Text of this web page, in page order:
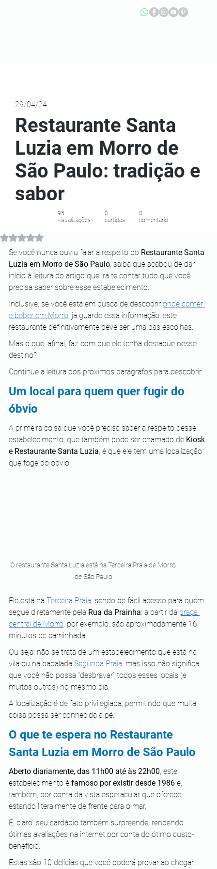
Avaliado com NaN de 5 estrelas.
Se você nunca ouviu falar a respeito do Restaurante Santa
Luzia em Morro de São Paulo, saiba que acabou de dar
início à leitura do artigo que irá te contar tudo que você
precisa saber sobre esse estabelecimento.
Inclusive, se você está em busca de descobrir onde comer
e beber em Morro, já guarde essa informação: este
restaurante definitivamente deve ser uma das escolhas.
Mas o que, afinal, faz com que ele tenha destaque nesse
destino?
Continue a leitura dos próximos parágrafos para descobrir.
Um local para quem quer fugir do
óbvio
A primeira coisa que você precisa saber a respeito desse
estabelecimento, que também pode ser chamado de Kiosk
e Restaurante Santa Luzia, é que ele tem uma localização
que foge do óbvio.
O restaurante Santa Luzia está na Terceira Praia de Morro
de São Paulo
Ele está na Terceira Praia, sendo de fácil acesso para quem
segue diretamente pela Rua da Prainha: a partir da praça
central de Morro, por exemplo, são aproximadamente 16
minutos de caminhada.
Ou seja: não se trata de um estabelecimento que está na
vila ou na badalada Segunda Praia, mas isso não significa
que você não possa “desbravar” todos esses locais (e
muitos outros) no mesmo dia.
A localização é de fato privilegiada, permitindo que muita
coisa possa ser conhecida a pé.
O que te espera no Restaurante
Santa Luzia em Morro de São Paulo
Aberto diariamente, das 11h00 até às 22h00, este
estabelecimento é famoso por existir desde 1986 e,
também, por conta da vista espetacular que oferece,
estando literalmente de frente para o mar.
E, claro: seu cardápio também surpreende, rendendo
ótimas avaliações na internet por conta do ótimo custo-
benefício.
Estas são 10 delícias que você poderá provar ao chegar:
95
visualizações
0
curtidas
0
comentário
Restaurante Santa
Luzia em Morro de
São Paulo: tradição e
sabor
29/04/24